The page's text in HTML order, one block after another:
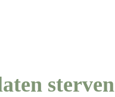
sterven